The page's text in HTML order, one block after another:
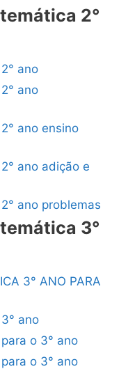
2°
ano
ano
ano ensino
ano adição e
ano problemas
3°
3° ANO PARA
ano
o 3° ano
o 3° ano